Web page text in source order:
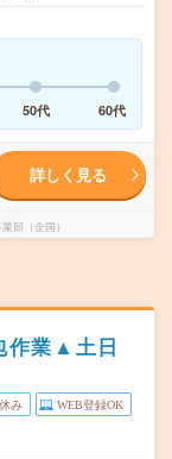
50代 60代
詳しく見る
部（全国）
作業▲土日
み WEB登録OK